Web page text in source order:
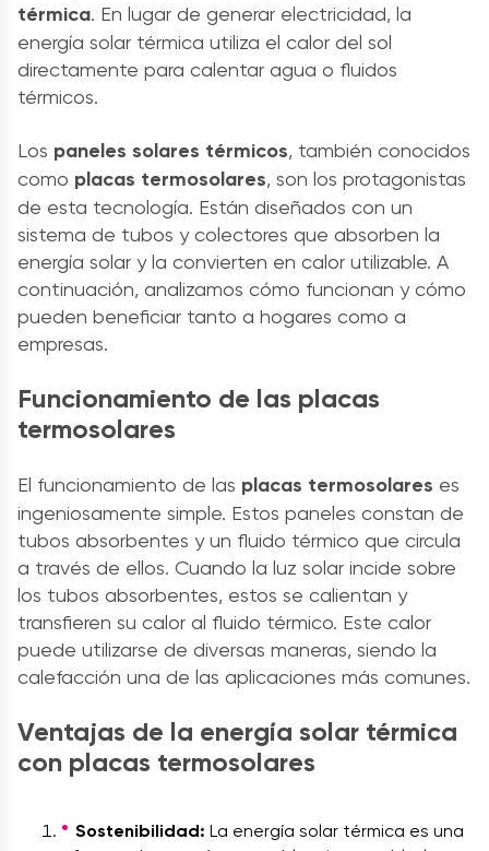
térmica. En lugar de generar electricidad, la
energía solar térmica utiliza el calor del sol
directamente para calentar agua o fluidos
térmicos.
Los paneles solares térmicos, también conocidos
como placas termosolares, son los protagonistas
de esta tecnología. Están diseñados con un
sistema de tubos y colectores que absorben la
energía solar y la convierten en calor utilizable. A
continuación, analizamos cómo funcionan y cómo
pueden beneficiar tanto a hogares como a
empresas.
Funcionamiento de las placas
termosolares
El funcionamiento de las placas termosolares es
ingeniosamente simple. Estos paneles constan de
tubos absorbentes y un fluido térmico que circula
a través de ellos. Cuando la luz solar incide sobre
los tubos absorbentes, estos se calientan y
transfieren su calor al fluido térmico. Este calor
puede utilizarse de diversas maneras, siendo la
calefacción una de las aplicaciones más comunes.
Ventajas de la energía solar térmica
con placas termosolares
Sostenibilidad: La energía solar térmica es una